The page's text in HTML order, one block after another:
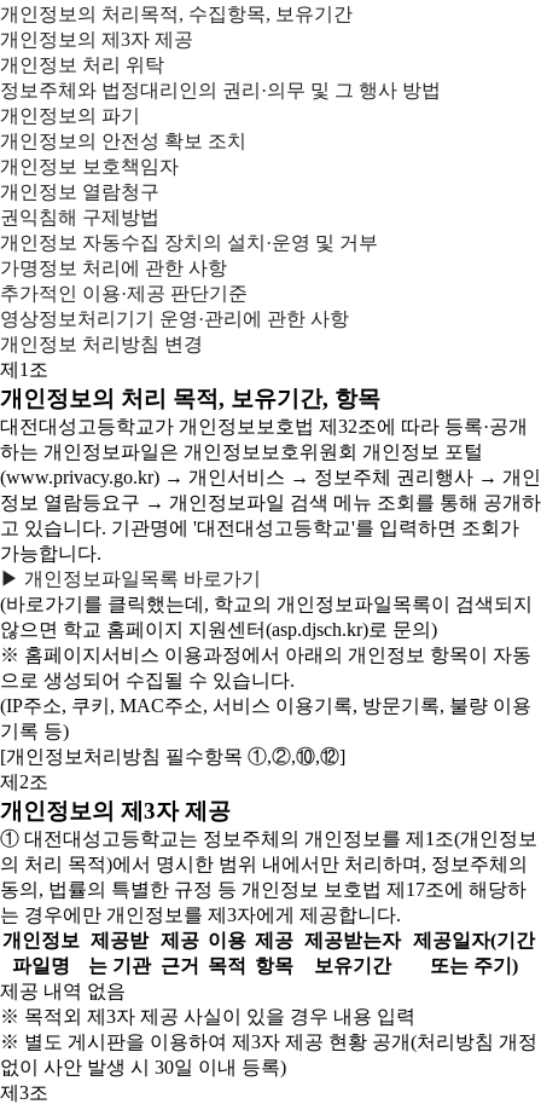
개인정보의 처리목적, 수집항목, 보유기간
개인정보의 제3자 제공
개인정보 처리 위탁
정보주체와 법정대리인의 권리·의무 및 그 행사 방법
개인정보의 파기
개인정보의 안전성 확보 조치
개인정보 보호책임자
개인정보 열람청구
권익침해 구제방법
개인정보 자동수집 장치의 설치·운영 및 거부
가명정보 처리에 관한 사항
추가적인 이용·제공 판단기준
영상정보처리기기 운영·관리에 관한 사항
개인정보 처리방침 변경
제1조
개인정보의 처리 목적, 보유기간, 항목
대전대성고등학교가 개인정보보호법 제32조에 따라 등록·공개
하는 개인정보파일은 개인정보보호위원회 개인정보 포털
(www.privacy.go.kr) → 개인서비스 → 정보주체 권리행사 → 개인
정보 열람등요구 → 개인정보파일 검색 메뉴 조회를 통해 공개하
고 있습니다. 기관명에 '대전대성고등학교'를 입력하면 조회가
가능합니다.
▶ 개인정보파일목록 바로가기
(바로가기를 클릭했는데, 학교의 개인정보파일목록이 검색되지
않으면 학교 홈페이지 지원센터(asp.djsch.kr)로 문의)
※ 홈페이지서비스 이용과정에서 아래의 개인정보 항목이 자동
으로 생성되어 수집될 수 있습니다.
(IP주소, 쿠키, MAC주소, 서비스 이용기록, 방문기록, 불량 이용
기록 등)
[개인정보처리방침 필수항목 ①,②,⑩,⑫]
제2조
개인정보의 제3자 제공
① 대전대성고등학교는 정보주체의 개인정보를 제1조(개인정보
의 처리 목적)에서 명시한 범위 내에서만 처리하며, 정보주체의
동의, 법률의 특별한 규정 등 개인정보 보호법 제17조에 해당하
는 경우에만 개인정보를 제3자에게 제공합니다.
개인정보
파일명
제공받
는 기관
제공
근거
이용
목적
제공
항목
제공받는자
보유기간
제공일자(기간
또는 주기)
제공 내역 없음
※ 목적외 제3자 제공 사실이 있을 경우 내용 입력
※ 별도 게시판을 이용하여 제3자 제공 현황 공개(처리방침 개정
없이 사안 발생 시 30일 이내 등록)
제3조